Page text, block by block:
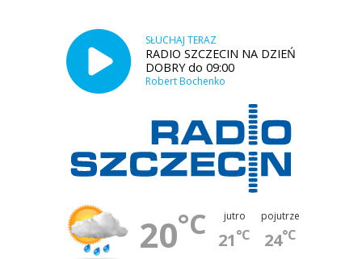
SŁUCHAJ TERAZ
RADIO SZCZECIN NA DZIEŃ
DOBRY do 09:00
Robert Bochenko
20°C jutro
21°C
pojutrze
24°C